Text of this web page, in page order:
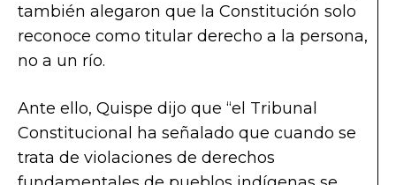
también alegaron que la Constitución solo
reconoce como titular derecho a la persona,
no a un río.
Ante ello, Quispe dijo que “el Tribunal
Constitucional ha señalado que cuando se
trata de violaciones de derechos